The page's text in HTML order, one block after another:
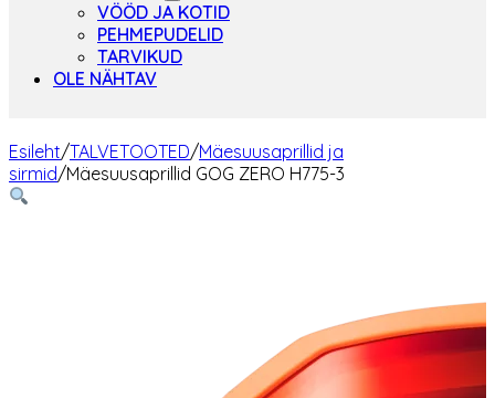
VÖÖD JA KOTID
PEHMEPUDELID
TARVIKUD
OLE NÄHTAV
Esileht/TALVETOOTED/Mäesuusaprillid ja
sirmid/Mäesuusaprillid GOG ZERO H775-3